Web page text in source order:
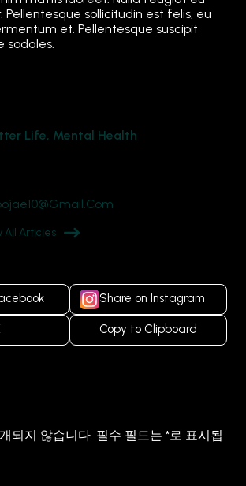
Pellentesque sollicitudin est felis, eu
et. Pellentesque suscipit
sodales.
Life, Mental Health
All Articles
Share on Instagram
Copy to Clipboard
되지 않습니다. 필수 필드는 *로 표시됩